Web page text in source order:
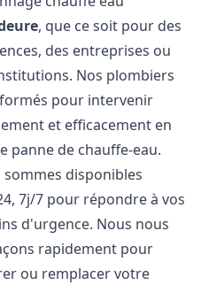
, que ce soit pour des
des entreprises ou
Nos plombiers
pour intervenir
et efficacement en
panne de chauffe-eau.
sommes disponibles
7j/7 pour répondre à vos
d'urgence. Nous nous
rapidement pour
ou remplacer votre